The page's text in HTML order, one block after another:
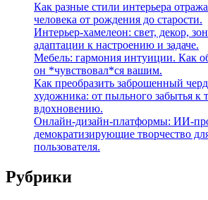
Как разные стили интерьера
человека от рождения до старости.
Интерьер-хамелеон: свет, декор,
адаптации к настроению и задаче.
Мебель: гармония интуиции. Как
он *чувствовал*ся вашим.
Как преобразить заброшенный
художника: от пыльного забытья к
вдохновению.
Онлайн-дизайн-платформы: ИИ-
демократизирующие творчество
пользователя.
Рубрики